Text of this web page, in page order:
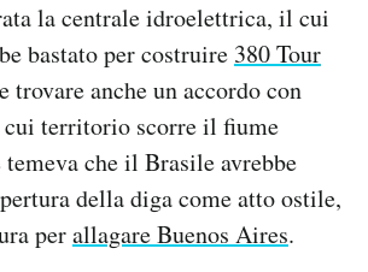
la centrale idroelettrica, il cui
bastato per costruire 380 Tour
trovare anche un accordo con
cui territorio scorre il fiume
temeva che il Brasile avrebbe
della diga come atto ostile,
perallagare Buenos Aires.